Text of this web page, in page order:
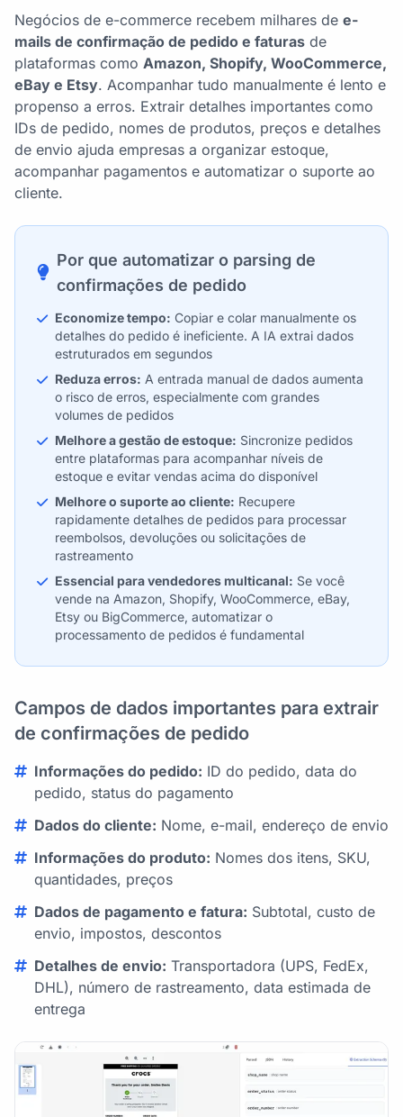
Negócios de e-commerce recebem milhares de e-
mails de confirmação de pedido e faturas de
plataformas como Amazon, Shopify, WooCommerce,
eBay e Etsy. Acompanhar tudo manualmente é lento e
propenso a erros. Extrair detalhes importantes como
IDs de pedido, nomes de produtos, preços e detalhes
de envio ajuda empresas a organizar estoque,
acompanhar pagamentos e automatizar o suporte ao
cliente.
Por que automatizar o parsing de
confirmações de pedido
Economize tempo: Copiar e colar manualmente os
detalhes do pedido é ineficiente. A IA extrai dados
estruturados em segundos
Reduza erros: A entrada manual de dados aumenta
o risco de erros, especialmente com grandes
volumes de pedidos
Melhore a gestão de estoque: Sincronize pedidos
entre plataformas para acompanhar níveis de
estoque e evitar vendas acima do disponível
Melhore o suporte ao cliente: Recupere
rapidamente detalhes de pedidos para processar
reembolsos, devoluções ou solicitações de
rastreamento
Essencial para vendedores multicanal: Se você
vende na Amazon, Shopify, WooCommerce, eBay,
Etsy ou BigCommerce, automatizar o
processamento de pedidos é fundamental
Campos de dados importantes para extrair
de confirmações de pedido
Informações do pedido: ID do pedido, data do
pedido, status do pagamento
Dados do cliente: Nome, e-mail, endereço de envio
Informações do produto: Nomes dos itens, SKU,
quantidades, preços
Dados de pagamento e fatura: Subtotal, custo de
envio, impostos, descontos
Detalhes de envio: Transportadora (UPS, FedEx,
DHL), número de rastreamento, data estimada de
entrega